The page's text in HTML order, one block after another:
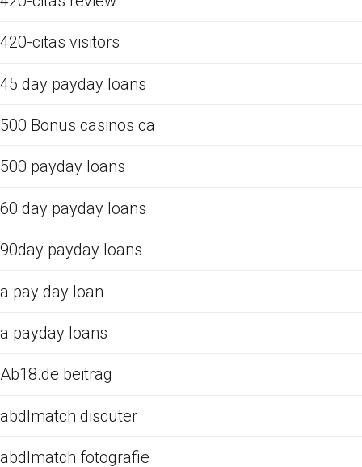
420-citas visitors
45 day payday loans
500 Bonus casinos ca
500 payday loans
60 day payday loans
90day payday loans
a pay day loan
a payday loans
Ab18.de beitrag
abdlmatch discuter
abdlmatch fotografie